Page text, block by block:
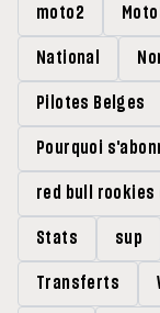
moto2
National
Pilotes Belges
Pourquoi
red bull rookies
Stats sup
Transferts